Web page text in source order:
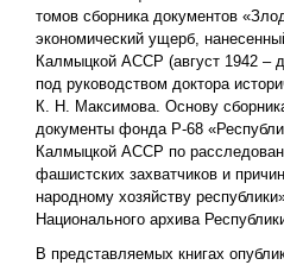
томов сборника документов
экономический ущерб,
Калмыцкой АССР (август 1942 –
под руководством доктора
К. Н. Максимова. Основу
документы фонда Р-68
Калмыцкой АССР по
фашистских захватчиков и
народному хозяйству
Национального архива
В представляемых книгах